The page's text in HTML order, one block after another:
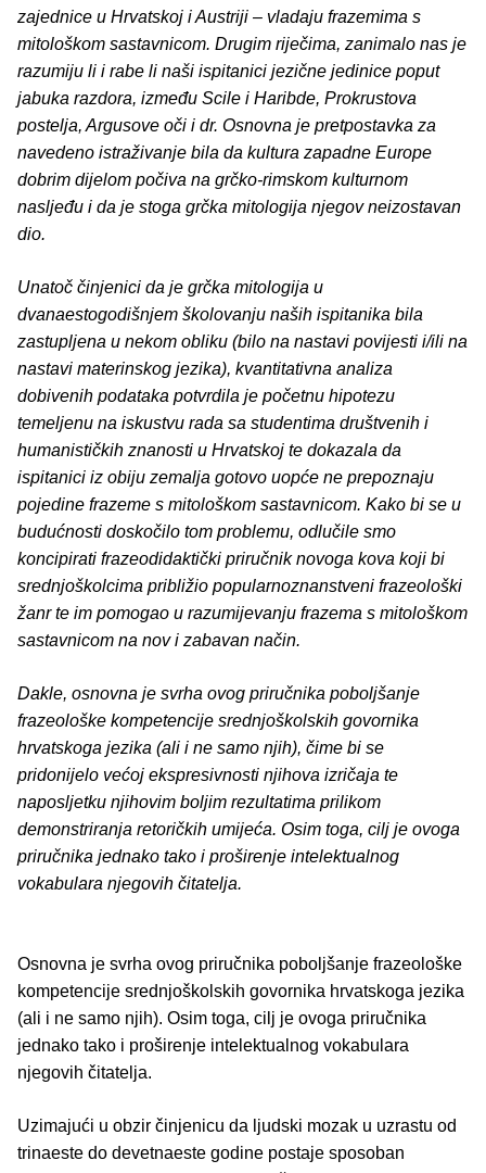
zajednice u Hrvatskoj i Austriji – vladaju frazemima s
mitološkom sastavnicom. Drugim riječima, zanimalo nas je
razumiju li i rabe li naši ispitanici jezične jedinice poput
jabuka razdora, između Scile i Haribde, Prokrustova
postelja, Argusove oči i dr. Osnovna je pretpostavka za
navedeno istraživanje bila da kultura zapadne Europe
dobrim dijelom počiva na grčko-rimskom kulturnom
nasljeđu i da je stoga grčka mitologija njegov neizostavan
dio.
Unatoč činjenici da je grčka mitologija u
dvanaestogodišnjem školovanju naših ispitanika bila
zastupljena u nekom obliku (bilo na nastavi povijesti i/ili na
nastavi materinskog jezika), kvantitativna analiza
dobivenih podataka potvrdila je početnu hipotezu
temeljenu na iskustvu rada sa studentima društvenih i
humanističkih znanosti u Hrvatskoj te dokazala da
ispitanici iz obiju zemalja gotovo uopće ne prepoznaju
pojedine frazeme s mitološkom sastavnicom. Kako bi se u
budućnosti doskočilo tom problemu, odlučile smo
koncipirati frazeodidaktički priručnik novoga kova koji bi
srednjoškolcima približio popularnoznanstveni frazeološki
žanr te im pomogao u razumijevanju frazema s mitološkom
sastavnicom na nov i zabavan način.
Dakle, osnovna je svrha ovog priručnika poboljšanje
frazeološke kompetencije srednjoškolskih govornika
hrvatskoga jezika (ali i ne samo njih), čime bi se
pridonijelo većoj ekspresivnosti njihova izričaja te
naposljetku njihovim boljim rezultatima prilikom
demonstriranja retoričkih umijeća. Osim toga, cilj je ovoga
priručnika jednako tako i proširenje intelektualnog
vokabulara njegovih čitatelja.
Osnovna je svrha ovog priručnika poboljšanje frazeološke
kompetencije srednjoškolskih govornika hrvatskoga jezika
(ali i ne samo njih). Osim toga, cilj je ovoga priručnika
jednako tako i proširenje intelektualnog vokabulara
njegovih čitatelja.
Uzimajući u obzir činjenicu da ljudski mozak u uzrastu od
trinaeste do devetnaeste godine postaje sposoban